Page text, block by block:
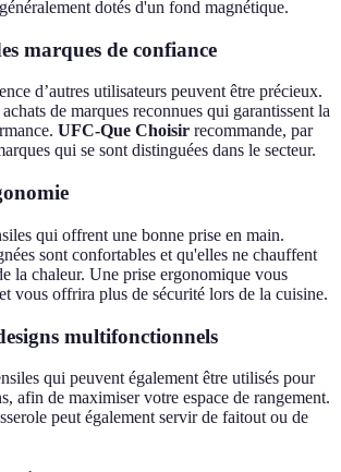
dotés d'un fond magnétique.
marques de confiance
d’autres utilisateurs peuvent être précieux.
de marques reconnues qui garantissent la
UFC-Que Choisir recommande, par
qui se sont distinguées dans le secteur.
qui offrent une bonne prise en main.
sont confortables et qu'elles ne chauffent
la chaleur. Une prise ergonomique vous
vous offrira plus de sécurité lors de la cuisine.
multifonctionnels
qui peuvent également être utilisés pour
afin de maximiser votre espace de rangement.
peut également servir de faitout ou de